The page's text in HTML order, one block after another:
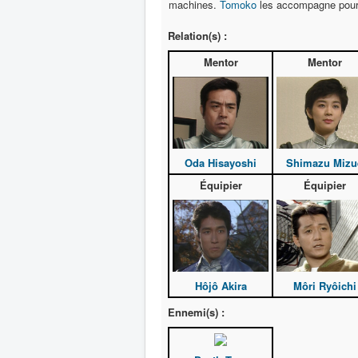
machines. Tomoko les accompagne
Relation(s) :
Mentor
Oda Hisayoshi
Mentor
Shimazu
Équipier
Hôjô Akira
Équipier
Môri Ryôichi
Ennemi(s) :